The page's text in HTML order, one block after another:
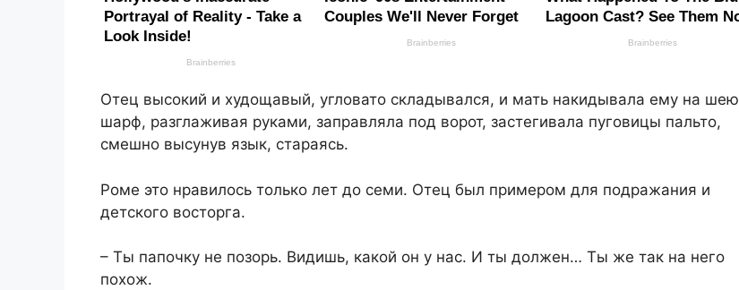
Отец высокий и худощавый, угловато складывался, и мать накидывала ему на шею
шарф, разглаживая руками, заправляла под ворот, застегивала пуговицы пальто,
смешно высунув язык, стараясь.
Роме это нравилось только лет до семи. Отец был примером для подражания и
детского восторга.
– Ты папочку не позорь. Видишь, какой он у нас. И ты должен… Ты же так на него
похож.